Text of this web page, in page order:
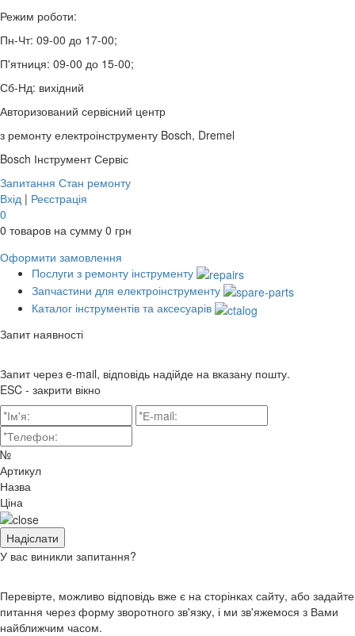
Режим роботи:
Пн-Чт: 09-00 до 17-00;
П'ятниця: 09-00 до 15-00;
Сб-Нд: вихідний
Авторизований сервісний центр
з ремонту електроінструменту Bosch, Dremel
Bosch Інструмент Сервіс
Запитання Стан ремонту
Вхід | Реєстрація
0
0 товаров на сумму 0 грн
Оформити замовлення
Послуги з ремонту інструменту
Запчастини для електроінструменту
Каталог інструментів та аксесуарів
Запит наявності
Запит через e-mail, відповідь надійде на вказану пошту.
ESC - закрити вікно
№
Артикул
Назва
Ціна
У вас виникли запитання?
Перевірте, можливо відповідь вже є на сторінках сайту, або задайте
питання через форму зворотного зв'язку, і ми зв'яжемося з Вами
найближчим часом.